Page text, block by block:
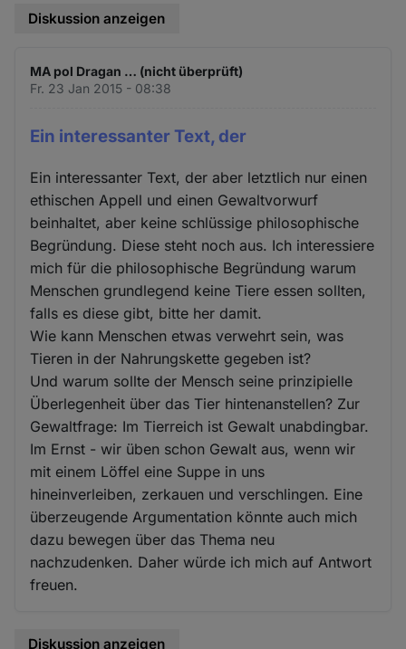
Diskussion anzeigen
MA pol Dragan … (nicht überprüft)
Fr. 23 Jan 2015 - 08:38
Ein interessanter Text, der
Ein interessanter Text, der aber letztlich nur einen
ethischen Appell und einen Gewaltvorwurf
beinhaltet, aber keine schlüssige philosophische
Begründung. Diese steht noch aus. Ich interessiere
mich für die philosophische Begründung warum
Menschen grundlegend keine Tiere essen sollten,
falls es diese gibt, bitte her damit.
Wie kann Menschen etwas verwehrt sein, was
Tieren in der Nahrungskette gegeben ist?
Und warum sollte der Mensch seine prinzipielle
Überlegenheit über das Tier hintenanstellen? Zur
Gewaltfrage: Im Tierreich ist Gewalt unabdingbar.
Im Ernst - wir üben schon Gewalt aus, wenn wir
mit einem Löffel eine Suppe in uns
hineinverleiben, zerkauen und verschlingen. Eine
überzeugende Argumentation könnte auch mich
dazu bewegen über das Thema neu
nachzudenken. Daher würde ich mich auf Antwort
freuen.
Diskussion anzeigen